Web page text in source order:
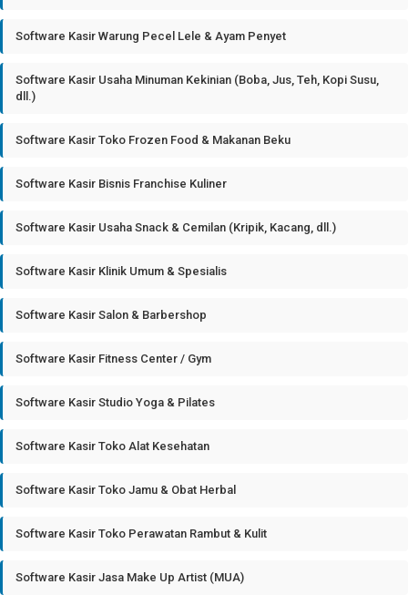
Software Kasir Warung Pecel Lele & Ayam Penyet
Software Kasir Usaha Minuman Kekinian (Boba, Jus, Teh, Kopi Susu,
dll.)
Software Kasir Toko Frozen Food & Makanan Beku
Software Kasir Bisnis Franchise Kuliner
Software Kasir Usaha Snack & Cemilan (Kripik, Kacang, dll.)
Software Kasir Klinik Umum & Spesialis
Software Kasir Salon & Barbershop
Software Kasir Fitness Center / Gym
Software Kasir Studio Yoga & Pilates
Software Kasir Toko Alat Kesehatan
Software Kasir Toko Jamu & Obat Herbal
Software Kasir Toko Perawatan Rambut & Kulit
Software Kasir Jasa Make Up Artist (MUA)